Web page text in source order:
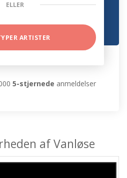
ELLER
ARTISTER
5-stjernede anmeldelser
af Vanløse